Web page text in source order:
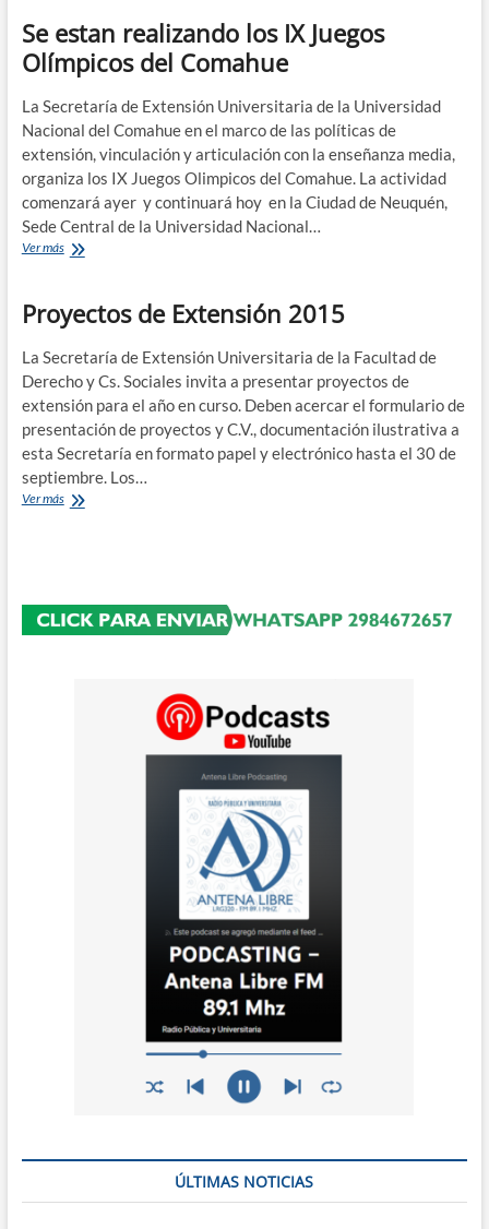
ú
Se estan realizando los IX Juegos
Olímpicos del Comahue
La Secretaría de Extensión Universitaria de la Universidad
Nacional del Comahue en el marco de las políticas de
extensión, vinculación y articulación con la enseñanza media,
organiza los IX Juegos Olimpicos del Comahue. La actividad
comenzará ayer y continuará hoy en la Ciudad de Neuquén,
Sede Central de la Universidad Nacional…
Ver másSe
los
IX
Olímpicos
del
Comahue
Proyectos de Extensión 2015
La Secretaría de Extensión Universitaria de la Facultad de
Derecho y Cs. Sociales invita a presentar proyectos de
extensión para el año en curso. Deben acercar el formulario de
presentación de proyectos y C.V., documentación ilustrativa a
esta Secretaría en formato papel y electrónico hasta el 30 de
septiembre. Los…
Ver másProyectos
ÚLTIMAS NOTICIAS